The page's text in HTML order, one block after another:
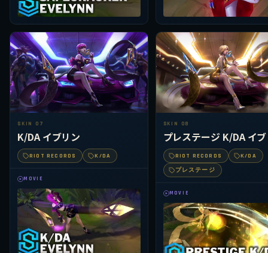
SKIN 07
K/DA イブリン
RIOT RECORDS K/DA
MOVIE
SKIN 08
プレステージ K/DA イ
RIOT RECORDS
K/DA
プレステージ
MOVIE